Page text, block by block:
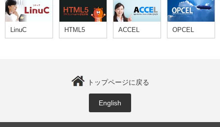
LinuC HTML5 ACCEL OPCEL
トップページに戻る
English